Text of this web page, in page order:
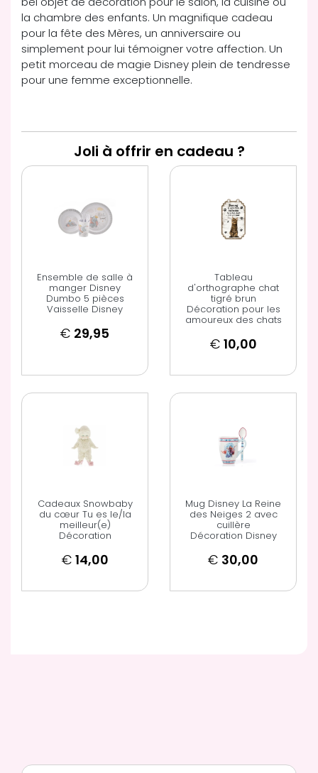
la chambre des enfants. Un magnifique cadeau
pour la fête des Mères, un anniversaire ou
simplement pour lui témoigner votre affection. Un
petit morceau de magie Disney plein de tendresse
pour une femme exceptionnelle.
Joli à offrir en cadeau ?
Ensemble de salle à
manger Disney
Dumbo 5 pièces
Vaisselle Disney
€ 29,95
Tableau
d'orthographe chat
tigré brun
Décoration pour les
amoureux des chats
€ 10,00
Cadeaux Snowbaby
du cœur Tu es le/la
meilleur(e)
Décoration
€ 14,00
Mug Disney La Reine
des Neiges 2 avec
cuillère
Décoration Disney
€ 30,00